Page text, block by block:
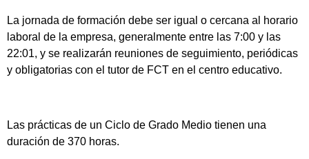
La jornada de formación debe ser igual o cercana al horario
laboral de la empresa, generalmente entre las 7:00 y las
22:01, y se realizarán reuniones de seguimiento, periódicas
y obligatorias con el tutor de FCT en el centro educativo.
Las prácticas de un Ciclo de Grado Medio tienen una
duración de 370 horas.